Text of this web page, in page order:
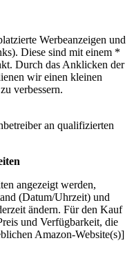
Werbeanzeigen und
Diese sind mit einem *
Durch das Anklicken der
wir einen kleinen
verbessern.
an qualifizierten
angezeigt werden,
(Datum/Uhrzeit) und
ändern. Für den Kauf
und Verfügbarkeit, die
Amazon-Website(s)]